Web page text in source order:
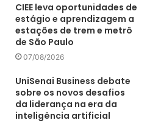
CIEE leva oportunidades de
estágio e aprendizagem a
estações de trem e metrô
de São Paulo
07/08/2026
UniSenai Business debate
sobre os novos desafios
da liderança na era da
inteligência artificial